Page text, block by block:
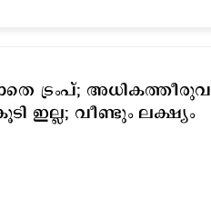
ട്രംപ്; അധികത്തീരുവ
ഇല്ല; വീണ്ടും ലക്ഷ്യം